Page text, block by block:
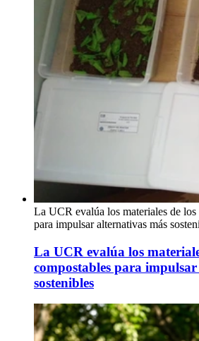
La UCR evalúa los materiales de los
para impulsar alternativas más
La UCR evalúa los
compostables para
sostenibles